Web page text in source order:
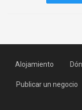
Alojamiento
Publicar un negocio